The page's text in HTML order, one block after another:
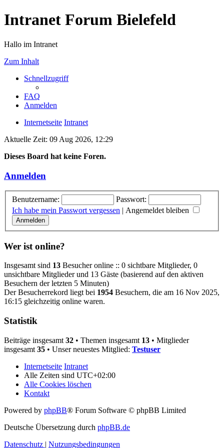
Intranet Forum Bielefeld
Hallo im Intranet
Zum Inhalt
Schnellzugriff
FAQ
Anmelden
Internetseite Intranet
Aktuelle Zeit: 09 Aug 2026, 12:29
Dieses Board hat keine Foren.
Anmelden
Benutzername:
Passwort:
Ich habe mein Passwort vergessen | Angemeldet bleiben
Wer ist online?
Insgesamt sind 13 Besucher online :: 0 sichtbare Mitglieder, 0
unsichtbare Mitglieder und 13 Gäste (basierend auf den aktiven
Besuchern der letzten 5 Minuten)
Der Besucherrekord liegt bei 1954 Besuchern, die am 16 Nov 2025,
16:15 gleichzeitig online waren.
Statistik
Beiträge insgesamt 32 • Themen insgesamt 13 • Mitglieder
insgesamt 35 • Unser neuestes Mitglied: Testuser
Internetseite Intranet
Alle Zeiten sind UTC+02:00
Alle Cookies löschen
Kontakt
Powered by phpBB® Forum Software © phpBB Limited
Deutsche Übersetzung durch phpBB.de
Datenschutz | Nutzungsbedingungen